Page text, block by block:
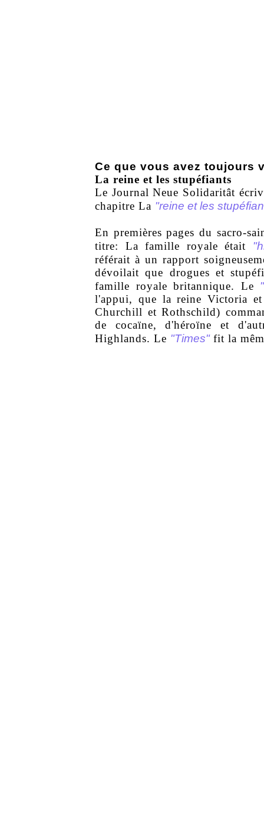
Ce que vous avez toujours
La reine et les stupéfiants
Le Journal Neue Solidaritât
chapitre La "reine et les
En premières pages du sacro-
titre: La famille royale était
référait à un rapport
dévoilait que drogues et
famille royale britannique. Le
l'appui, que la reine Victoria
Churchill et Rothschild)
de cocaïne, d'héroïne et
Highlands. Le "Times"fit la